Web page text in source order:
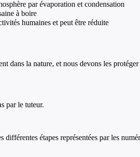
par évaporation et condensation
à boire
humaines et peut être réduite
dans la nature, et nous devons les
par le tuteur.
étapes représentées par les